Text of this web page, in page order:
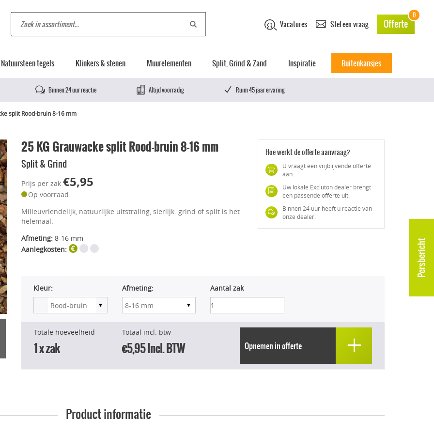
Persbericht
Vacatures Stel een vraag Offerte
0
Natuursteen tegels Klinkers & stenen Muurelementen Split, Grind & Zand Inspiratie Buitenkansjes
Binnen 24 uur reactie Altijd voorradig Ruim 45 jaar ervaring
split Rood-bruin 8-16 mm
25 KG Grauwacke split Rood-bruin 8-16 mm
Split & Grind
Prijs per zak €5,95
Op voorraad
Milieuvriendelijk, natuurlijke uitstraling, sierlijk: grind of split is het
helemaal.
Afmeting: 8-16 mm
Aanlegkosten:
Hoe werkt de offerte aanvraag?
U vraagt een vrijblijvende offerte
aan.
Uw lokale Excluton dealer brengt
een passende offerte uit.
Binnen 24 uur heeft u reactie van
onze dealer.
Kleur: Afmeting: Aantal zak
Totale hoeveelheid
1x zak
Totaal incl. btw
€5,95Incl. BTW Opnemen in offerte
Product informatie